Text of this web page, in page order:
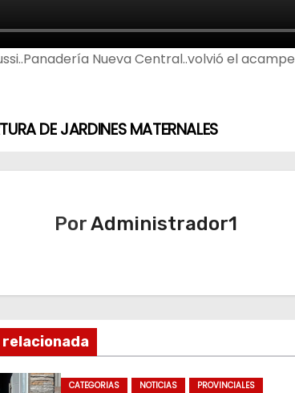
Nueva Central..volvió el acampe
DE JARDINES MATERNALES
PorAdministrador1
CATEGORIAS NOTICIAS PROVINCIALES